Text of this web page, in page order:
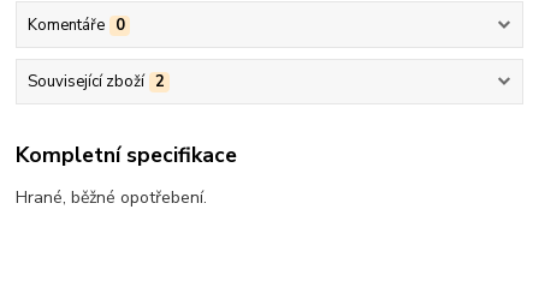
Komentáře 0
Související zboží 2
Kompletní specifikace
Hrané, běžné opotřebení.